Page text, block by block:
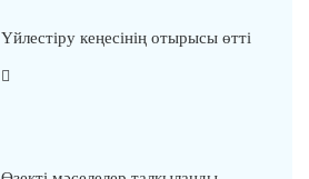
Үйлестіру кеңесінің отырысы өтті